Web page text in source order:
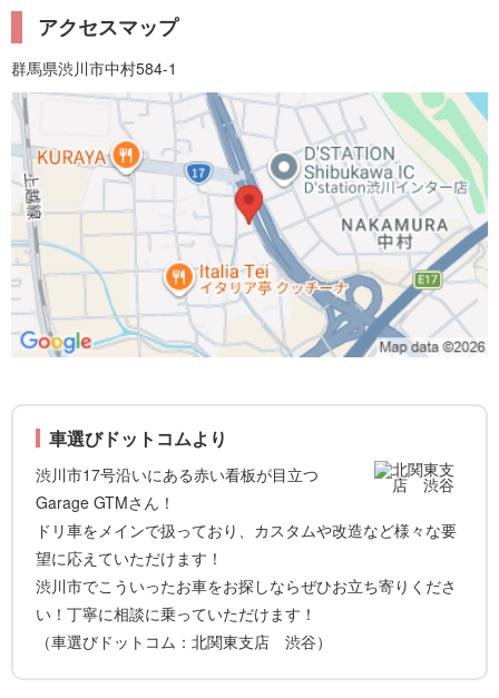
アクセスマップ
群馬県渋川市中村584-1
車選びドットコムより
渋川市17号沿いにある赤い看板が目立つ
Garage GTMさん！
ドリ車をメインで扱っており、カスタムや改造など様々な要
望に応えていただけます！
渋川市でこういったお車をお探しならぜひお立ち寄りくださ
い！丁寧に相談に乗っていただけます！
（車選びドットコム：北関東支店 渋谷）